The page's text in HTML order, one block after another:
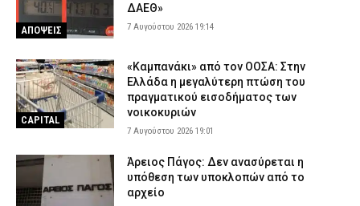
ΑΠΟΨΕΙΣ
ΔΑΕΘ»
7 Αυγούστου 2026 19:14
CAPITAL
«Καμπανάκι» από τον ΟΟΣΑ: Στην
Ελλάδα η μεγαλύτερη πτώση του
πραγματικού εισοδήματος των
νοικοκυριών
7 Αυγούστου 2026 19:01
Άρειος Πάγος: Δεν ανασύρεται η
υπόθεση των υποκλοπών από το
αρχείο